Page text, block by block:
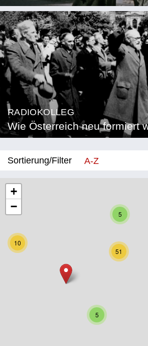
RADIOKOLLEG
Wie Österreich neu formiert
Sortierung/Filter
A-Z
Bundesland
Burgenland
Kärnten
Salzburg
5
51
5
10
+
−